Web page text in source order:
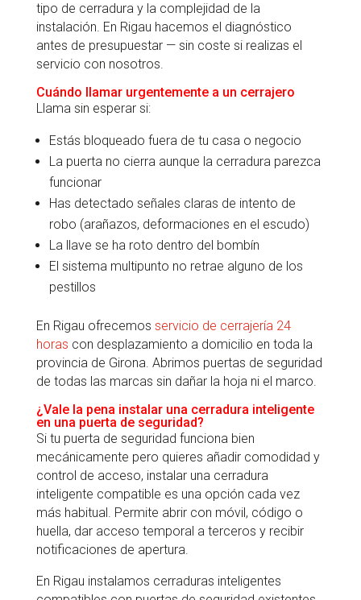
tipo de cerradura y la complejidad de la
instalación. En Rigau hacemos el diagnóstico
antes de presupuestar — sin coste si realizas el
servicio con nosotros.
Cuándo llamar urgentemente a un cerrajero
Llama sin esperar si:
Estás bloqueado fuera de tu casa o negocio
La puerta no cierra aunque la cerradura parezca
funcionar
Has detectado señales claras de intento de
robo (arañazos, deformaciones en el escudo)
La llave se ha roto dentro del bombín
El sistema multipunto no retrae alguno de los
pestillos
En Rigau ofrecemos servicio de cerrajería 24
horas con desplazamiento a domicilio en toda la
provincia de Girona. Abrimos puertas de seguridad
de todas las marcas sin dañar la hoja ni el marco.
¿Vale la pena instalar una cerradura inteligente
en una puerta de seguridad?
Si tu puerta de seguridad funciona bien
mecánicamente pero quieres añadir comodidad y
control de acceso, instalar una cerradura
inteligente compatible es una opción cada vez
más habitual. Permite abrir con móvil, código o
huella, dar acceso temporal a terceros y recibir
notificaciones de apertura.
En Rigau instalamos cerraduras inteligentes